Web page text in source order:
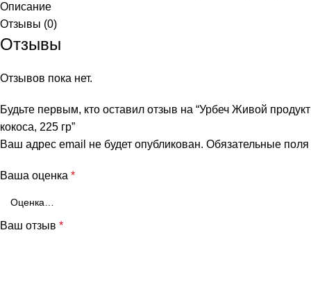
Описание
Отзывы (0)
Отзывы
Отзывов пока нет.
Будьте первым, кто оставил отзыв на “Урбеч Живой
кокоса, 225 гр”
Ваш адрес email не будет опубликован. Обязательные
Ваша оценка *
Ваш отзыв *